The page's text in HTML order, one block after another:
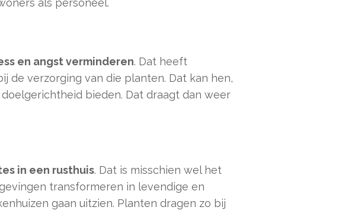
en angst verminderen. Dat heeft
de verzorging van die planten. Dat kan hen,
bieden. Dat draagt dan weer
in een rusthuis. Dat is misschien wel het
transformeren in levendige en
gaan uitzien. Planten dragen zo bij